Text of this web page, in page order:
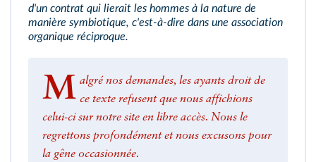
d'un contrat qui lierait les hommes à la nature de
manière symbiotique, c'est‑à‑dire dans une association
organique réciproque.
M algré nos demandes, les ayants droit de
ce texte refusent que nous affichions
celui-ci sur notre site en libre accès. Nous le
regrettons profondément et nous excusons pour
la gêne occasionnée.